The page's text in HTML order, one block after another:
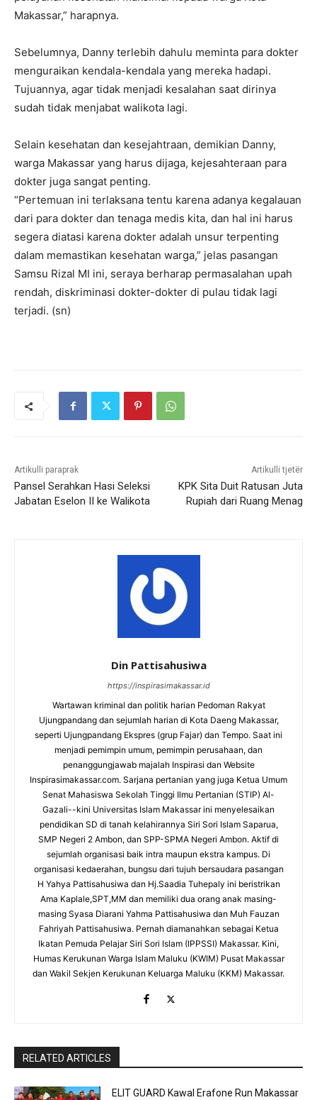
Makassar,” harapnya.
Sebelumnya, Danny terlebih dahulu meminta para dokter
menguraikan kendala-kendala yang mereka hadapi.
Tujuannya, agar tidak menjadi kesalahan saat dirinya
sudah tidak menjabat walikota lagi.
Selain kesehatan dan kesejahtraan, demikian Danny,
warga Makassar yang harus dijaga, kejesahteraan para
dokter juga sangat penting.
“Pertemuan ini terlaksana tentu karena adanya kegalauan
dari para dokter dan tenaga medis kita, dan hal ini harus
segera diatasi karena dokter adalah unsur terpenting
dalam memastikan kesehatan warga,” jelas pasangan
Samsu Rizal MI ini, seraya berharap permasalahan upah
rendah, diskriminasi dokter-dokter di pulau tidak lagi
terjadi. (sn)
Artikulli paraprak
Pansel Serahkan Hasi Seleksi
Jabatan Eselon II ke Walikota
Artikulli tjetër
KPK Sita Duit Ratusan Juta
Rupiah dari Ruang Menag
Din Pattisahusiwa
https://inspirasimakassar.id
Wartawan kriminal dan politik harian Pedoman Rakyat
Ujungpandang dan sejumlah harian di Kota Daeng Makassar,
seperti Ujungpandang Ekspres (grup Fajar) dan Tempo. Saat ini
menjadi pemimpin umum, pemimpin perusahaan, dan
penanggungjawab majalah Inspirasi dan Website
Inspirasimakassar.com. Sarjana pertanian yang juga Ketua Umum
Senat Mahasiswa Sekolah Tinggi Ilmu Pertanian (STIP) Al-
Gazali--kini Universitas Islam Makassar ini menyelesaikan
pendidikan SD di tanah kelahirannya Siri Sori Islam Saparua,
SMP Negeri 2 Ambon, dan SPP-SPMA Negeri Ambon. Aktif di
sejumlah organisasi baik intra maupun ekstra kampus. Di
organisasi kedaerahan, bungsu dari tujuh bersaudara pasangan
H Yahya Pattisahusiwa dan Hj.Saadia Tuhepaly ini beristrikan
Ama Kaplale,SPT,MM dan memiliki dua orang anak masing-
masing Syasa Diarani Yahma Pattisahusiwa dan Muh Fauzan
Fahriyah Pattisahusiwa. Pernah diamanahkan sebagai Ketua
Ikatan Pemuda Pelajar Siri Sori Islam (IPPSSI) Makassar. Kini,
Humas Kerukunan Warga Islam Maluku (KWIM) Pusat Makassar
dan Wakil Sekjen Kerukunan Keluarga Maluku (KKM) Makassar.
RELATED ARTICLES
ELIT GUARD Kawal Erafone Run Makassar